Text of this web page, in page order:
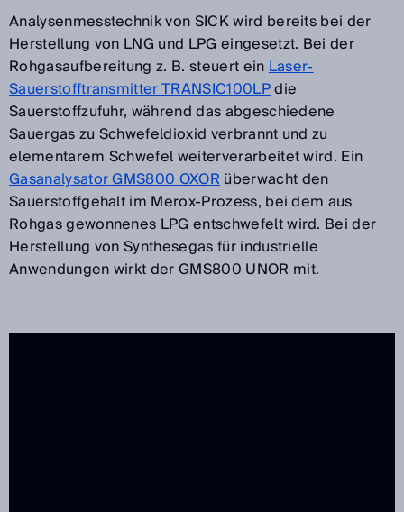
Analysenmesstechnik von SICK wird bereits bei der
Herstellung von LNG und LPG eingesetzt. Bei der
Rohgasaufbereitung z. B. steuert einLaser-
Sauerstofftransmitter TRANSIC100LPdie
Sauerstoffzufuhr, während das abgeschiedene
Sauergas zu Schwefeldioxid verbrannt und zu
elementarem Schwefel weiterverarbeitet wird. Ein
Gasanalysator GMS800 OXORüberwacht den
Sauerstoffgehalt im Merox-Prozess, bei dem aus
Rohgas gewonnenes LPG entschwefelt wird. Bei der
Herstellung von Synthesegas für industrielle
Anwendungen wirkt der GMS800 UNOR mit.